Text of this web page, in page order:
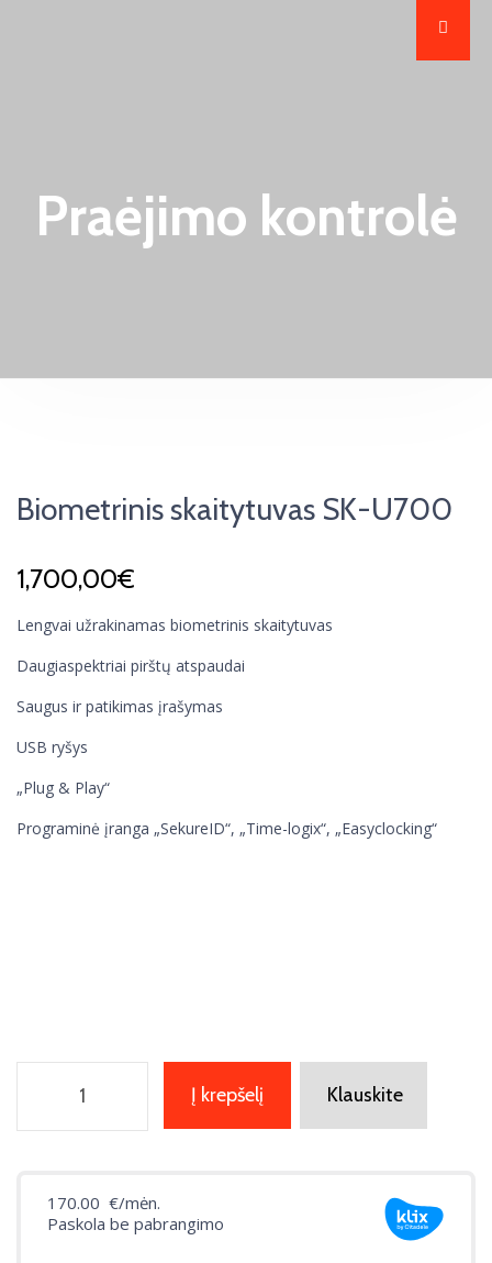
Praėjimo kontrolė
Biometrinis skaitytuvas SK-U700
1,700,00€
Lengvai užrakinamas biometrinis skaitytuvas
Daugiaspektriai pirštų atspaudai
Saugus ir patikimas įrašymas
USB ryšys
„Plug & Play“
Programinė įranga „SekureID“, „Time-logix“, „Easyclocking“
Į krepšelį Klauskite